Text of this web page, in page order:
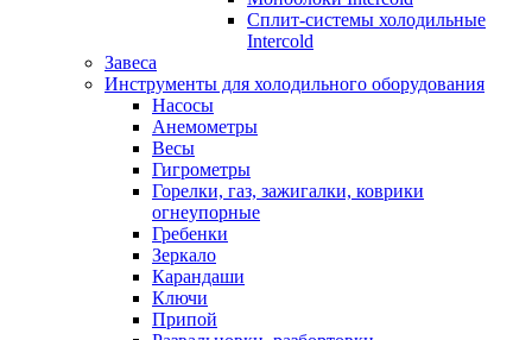
Сплит-системы холодильные
Intercold
Завеса
Инструменты для холодильного оборудования
Насосы
Анемометры
Весы
Гигрометры
Горелки, газ, зажигалки, коврики
огнеупорные
Гребенки
Зеркало
Карандаши
Ключи
Припой